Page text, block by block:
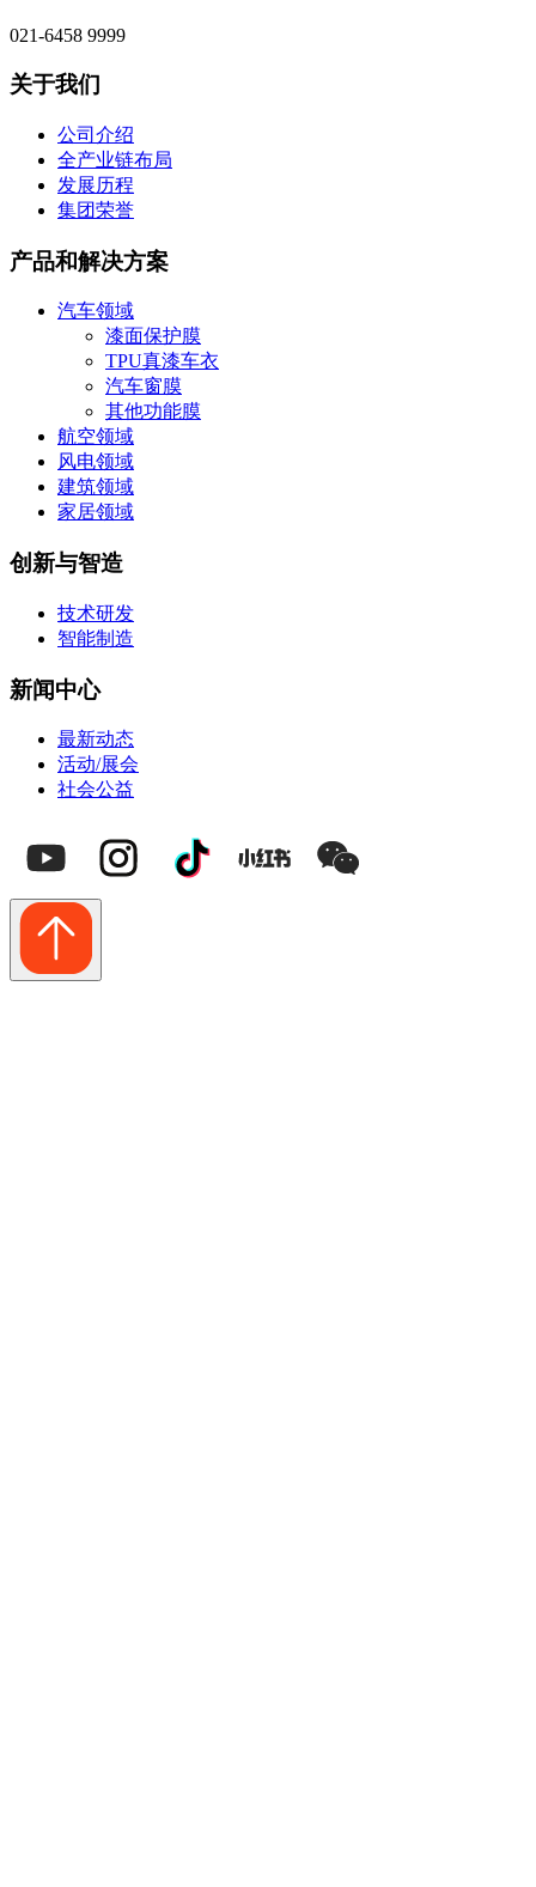
021-6458 9999
关于我们
公司介绍
全产业链布局
发展历程
集团荣誉
产品和解决方案
汽车领域
漆面保护膜
TPU真漆车衣
汽车窗膜
其他功能膜
航空领域
风电领域
建筑领域
家居领域
创新与智造
技术研发
智能制造
新闻中心
最新动态
活动/展会
社会公益